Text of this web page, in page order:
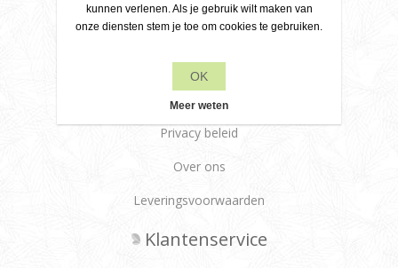
info[at]leanecreatief.com
Leane Creatief
Privacy beleid
Over ons
Leveringsvoorwaarden
Klantenservice
kunnen verlenen. Als je gebruik wilt maken van
onze diensten stem je toe om cookies te gebruiken.
OK
Meer weten